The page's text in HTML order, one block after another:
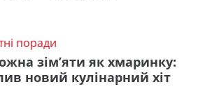
поради
зім’яти як хмаринку:
новий кулінарний хіт